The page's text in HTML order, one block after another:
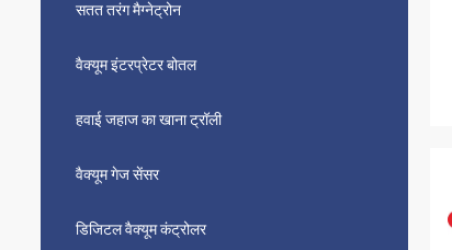
सतत तरंग मैग्नेट्रोन
वैक्यूम इंटरप्रेटर बोतल
हवाई जहाज का खाना ट्रॉली
वैक्यूम गेज सेंसर
डिजिटल वैक्यूम कंट्रोलर